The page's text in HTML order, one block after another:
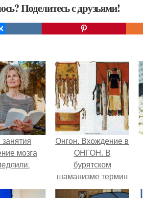
Поделитесь с друзьями!
мозга
Онгон. Вхождение в
ОНГОН. В
бурятском
шаманизме термин
онгон означает